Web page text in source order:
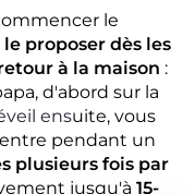
le
proposer dès les
à la maison :
d'abord sur la
ensuite, vous
pendant un
plusieurs fois par
jusqu'à 15-